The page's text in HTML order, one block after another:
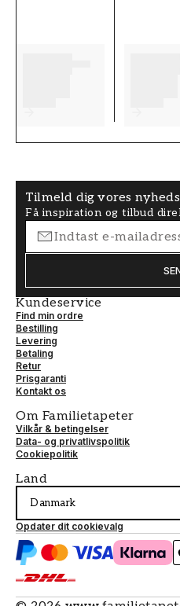
Tilmeld dig vores
Få inspiration og tilbud
Kundeservice
Find min ordre
Bestilling
Levering
Betaling
Retur
Prisgaranti
Kontakt os
Om Familietapeter
Vilkår & betingelser
Data- og privatlivspolitik
Cookiepolitik
Land
Danmark
Opdater dit cookievalg